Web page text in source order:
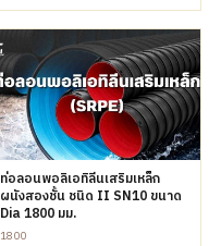
ท่อลอนพอลิเอทิลีนเสริมเหล็ก
ผนังสองชั้น ชนิด II SN10 ขนาด
Dia 1800 มม.
1800